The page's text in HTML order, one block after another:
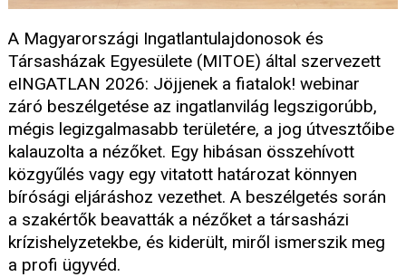
A Magyarországi Ingatlantulajdonosok és
Társasházak Egyesülete (MITOE) által szervezett
eINGATLAN 2026: Jöjjenek a fiatalok! webinar
záró beszélgetése az ingatlanvilág legszigorúbb,
mégis legizgalmasabb területére, a jog útvesztőibe
kalauzolta a nézőket. Egy hibásan összehívott
közgyűlés vagy egy vitatott határozat könnyen
bírósági eljáráshoz vezethet. A beszélgetés során
a szakértők beavatták a nézőket a társasházi
krízishelyzetekbe, és kiderült, miről ismerszik meg
a profi ügyvéd.